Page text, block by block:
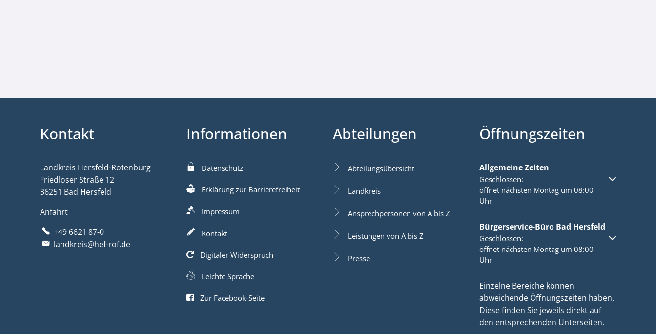
Kontakt
Landkreis Hersfeld-Rotenburg
Friedloser Straße 12
36251 Bad Hersfeld
Anfahrt
+49 6621 87-0
landkreis@hef-rof.de
Informationen
Datenschutz
Erklärung zur Barrierefreiheit
Impressum
Kontakt
Digitaler Widerspruch
Leichte Sprache
Zur Facebook-Seite
Abteilungen
Abteilungsübersicht
Landkreis
Ansprechpersonen von A bis Z
Leistungen von A bis Z
Presse
Öffnungszeiten
Allgemeine Zeiten
Klicken, um weitere Öffnungs- oder Schließzeiten
Geschlossen:
öffnet nächsten Montag um 08:00
Uhr
Bürgerservice-Büro Bad Hersfeld
Klicken, um weitere Öffnungs- oder Schließzeiten
Geschlossen:
öffnet nächsten Montag um 08:00
Uhr
Einzelne Bereiche können
abweichende Öffnungszeiten haben.
Diese finden Sie jeweils direkt auf
den entsprechenden Unterseiten.